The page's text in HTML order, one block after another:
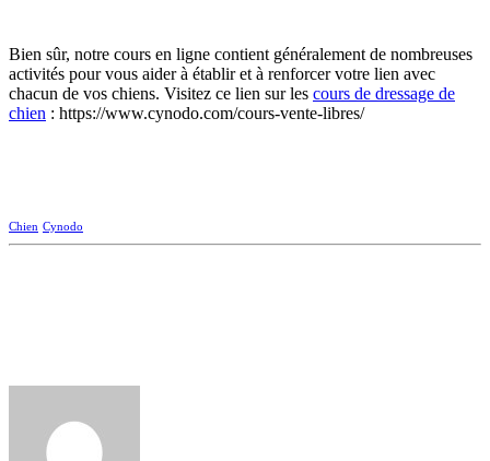
Bien sûr, notre cours en ligne contient généralement de nombreuses
activités pour vous aider à établir et à renforcer votre lien avec
chacun de vos chiens. Visitez ce lien sur les cours de dressage de
chien : https://www.cynodo.com/cours-vente-libres/
Chien Cynodo